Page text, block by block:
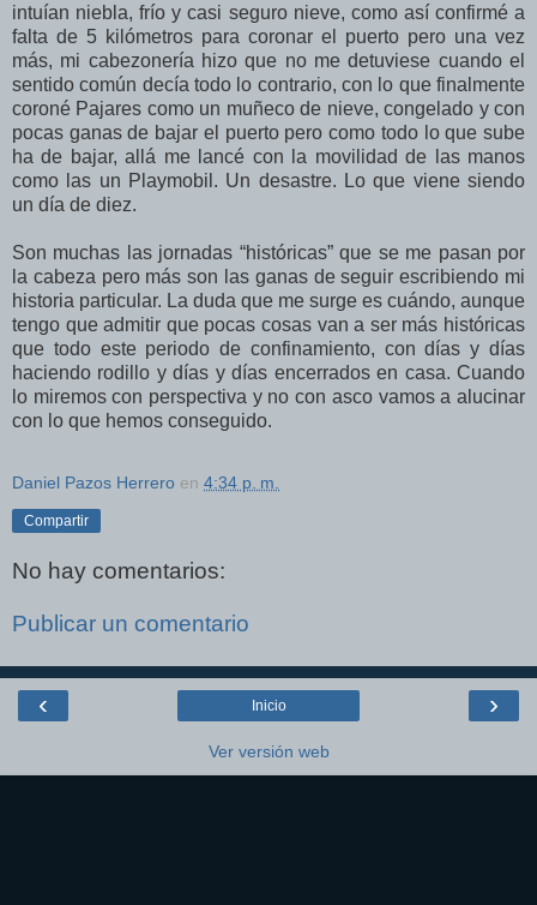
intuían niebla, frío y casi seguro nieve, como así confirmé a
falta de 5 kilómetros para coronar el puerto pero una vez
más, mi cabezonería hizo que no me detuviese cuando el
sentido común decía todo lo contrario, con lo que finalmente
coroné Pajares como un muñeco de nieve, congelado y con
pocas ganas de bajar el puerto pero como todo lo que sube
ha de bajar, allá me lancé con la movilidad de las manos
como las un Playmobil. Un desastre. Lo que viene siendo
un día de diez.
Son muchas las jornadas “históricas” que se me pasan por
la cabeza pero más son las ganas de seguir escribiendo mi
historia particular. La duda que me surge es cuándo, aunque
tengo que admitir que pocas cosas van a ser más históricas
que todo este periodo de confinamiento, con días y días
haciendo rodillo y días y días encerrados en casa. Cuando
lo miremos con perspectiva y no con asco vamos a alucinar
con lo que hemos conseguido.
Daniel Pazos Herrero en 4:34 p. m.
Compartir
No hay comentarios:
Publicar un comentario
‹ ›
Inicio
Ver versión web